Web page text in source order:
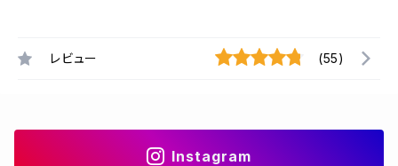
レビュー (55)
Instagram